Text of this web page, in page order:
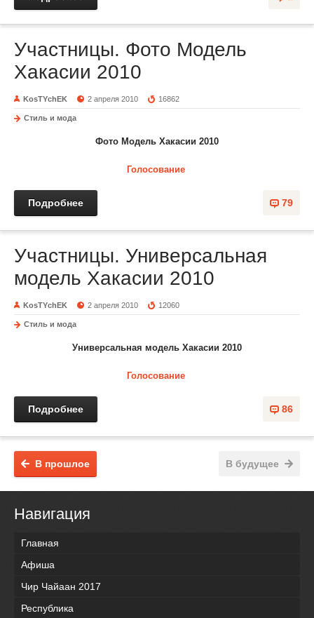
Участницы. Фото Модель
Хакасии 2010
KosTYchEK 2 апреля 2010 16862
Стиль и мода
Фото Модель Хакасии 2010
Голосование
79
Подробнее
Участницы. Универсальная
модель Хакасии 2010
KosTYchEK 2 апреля 2010 12060
Стиль и мода
Универсальная модель Хакасии 2010
Голосование
86
Подробнее
В будущее
В прошлое
Навигация
Главная
Афиша
Чир Чайаан 2017
Республика